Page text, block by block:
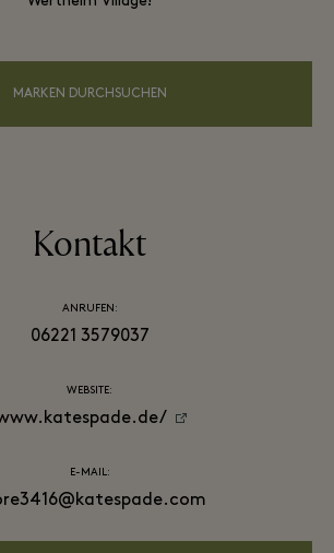
MARKEN DURCHSUCHEN
Kontakt
ANRUFEN:
06221 3579037
WEBSITE:
E-MAIL: